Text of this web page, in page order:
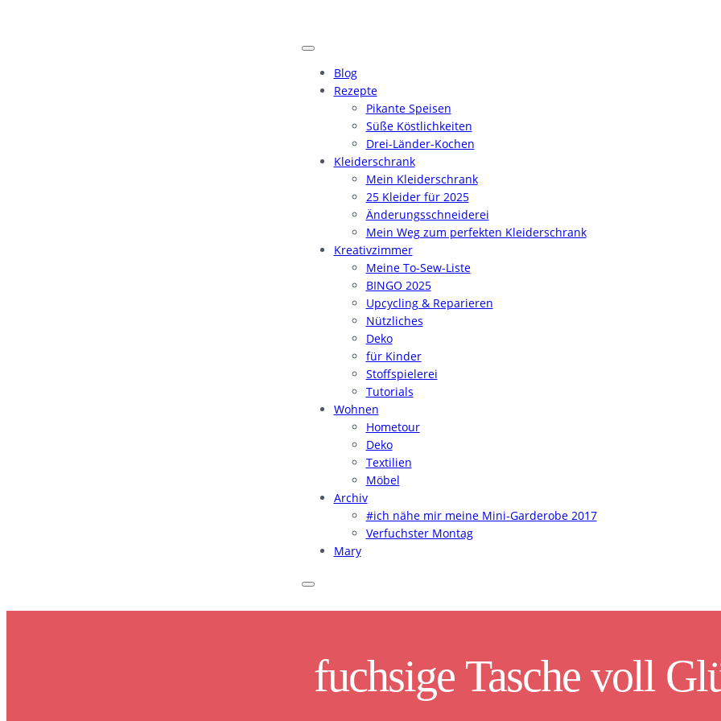
Blog
Rezepte
Pikante Speisen
Süße Köstlichkeiten
Drei-Länder-Kochen
Kleiderschrank
Mein Kleiderschrank
25 Kleider für 2025
Änderungsschneiderei
Mein Weg zum perfekten Kleiderschrank
Kreativzimmer
Meine To-Sew-Liste
BINGO 2025
Upcycling & Reparieren
Nützliches
Deko
für Kinder
Stoffspielerei
Tutorials
Wohnen
Hometour
Deko
Textilien
Möbel
Archiv
#ich nähe mir meine Mini-Garderobe 2017
Verfuchster Montag
Mary
fuchsige Tasche voll